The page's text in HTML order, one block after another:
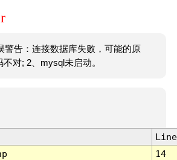
警告：连接数据库失败，可能的原
对; 2、mysql未启动。
Line
14